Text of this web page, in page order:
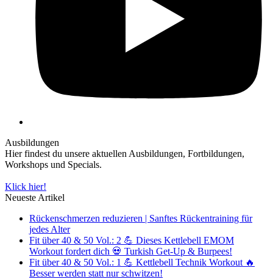
Ausbildungen
Hier findest du unsere aktuellen Ausbildungen, Fortbildungen,
Workshops und Specials.
Klick hier!
Neueste Artikel
Rückenschmerzen reduzieren | Sanftes Rückentraining für
jedes Alter
Fit über 40 & 50 Vol.: 2 💪 Dieses Kettlebell EMOM
Workout fordert dich 💀 Turkish Get-Up & Burpees!
Fit über 40 & 50 Vol.: 1 💪 Kettlebell Technik Workout 🔥
Besser werden statt nur schwitzen!